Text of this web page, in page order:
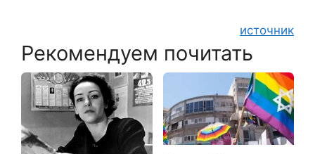
источник
Рекомендуем почитать